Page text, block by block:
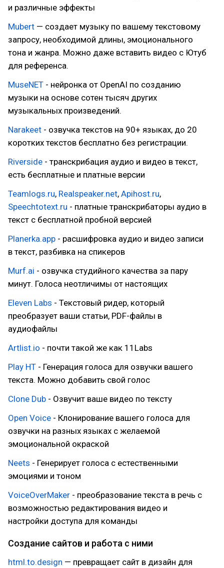
и различные эффекты
Mubert — создает музыку по вашему текстовому
запросу, необходимой длины, эмоционального
тона и жанра. Можно даже вставить видео с Ютуб
для референса.
MuseNET - нейронка от OpenAI по созданию
музыки на основе сотен тысяч других
музыкальных произведений.
Narakeet - озвучка текстов на 90+ языках, до 20
коротких текстов бесплатно без регистрации.
Riverside - транскрибация аудио и видео в текст,
есть бесплатные и платные версии
Teamlogs.ru, Realspeaker.net, Apihost.ru,
Speechtotext.ru - платные транскрибаторы аудио в
текст с бесплатной пробной версией
Planerka.app - расшифровка аудио и видео записи
в текст, разбивка на спикеров
Murf.ai - озвучка студийного качества за пару
минут. Голоса неотличимы от настоящих
Eleven Labs - Текстовый ридер, который
преобразует ваши статьи, PDF-файлы в
аудиофайлы
Artlist.io - почти такой же как 11Labs
Play HT - Генерация голоса для озвучки вашего
текста. Можно добавить свой голос
Clone Dub - Озвучит ваше видео по тексту
Open Voice - Клонирование вашего голоса для
озвучки на разных языках с желаемой
эмоциональной окраской
Neets - Генерирует голоса с естественными
эмоциями и тоном
VoiceOverMaker - преобразование текста в речь с
возможностью редактирования видео и
настройки доступа для команды
Создание сайтов и работа с ними
html.to.design — превращает сайт в дизайн для